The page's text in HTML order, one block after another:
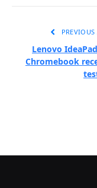
PREVIOUS
Lenovo
Chromebook